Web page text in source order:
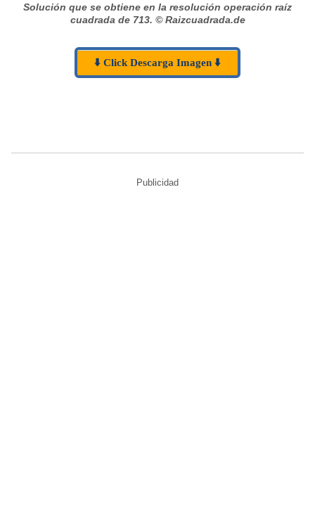
Solución que se obtiene en la resolución operación raíz
cuadrada de 713. © Raizcuadrada.de
⬇️ Click Descarga Imagen ⬇️
Publicidad